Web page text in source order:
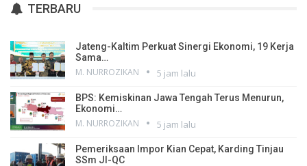
TERBARU
Jateng-Kaltim Perkuat Sinergi Ekonomi, 19 Kerja
Sama…
M. NURROZIKAN 5 jam lalu
BPS: Kemiskinan Jawa Tengah Terus Menurun,
Ekonomi…
M. NURROZIKAN 5 jam lalu
Pemeriksaan Impor Kian Cepat, Karding Tinjau
SSm JI-QC